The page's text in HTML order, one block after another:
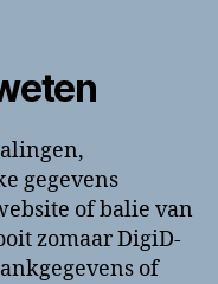
gegevens
of balie van
zomaar DigiD-
of